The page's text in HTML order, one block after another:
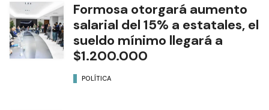
Formosa otorgará aumento
salarial del 15% a estatales, el
sueldo mínimo llegará a
$1.200.000
POLÍTICA